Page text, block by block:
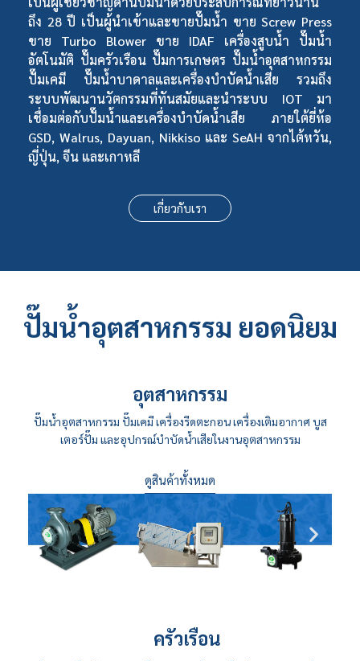
ถึง 28 ปี เป็นผู้นำเข้าและขายปั๊มน้ำ ขาย Screw Press
ขาย Turbo Blower
ขาย IDAF เครื่องสูบน้ำ ปั๊มน้ำ
อัตโนมัติ ปั๊มครัวเรือน ปั๊มการเกษตร ปั๊มน้ำอุตสาหกรรม
ปั๊มเคมี
ปั๊มน้ำบาดาลและเครื่องบำบัดน้ำเสีย รวมถึง
ระบบพัฒนานวัตกรรมที่ทันสมัยและนำระบบ IOT มา
เชื่อมต่อกับปั๊มน้ำและเครื่องบำบัดน้ำเสีย ภายใต้ยี่ห้อ
GSD, Walrus, Dayuan, Nikkiso และ SeAH จากไต้หวัน,
ญี่ปุ่น, จีน และเกาหลี
เกี่ยวกับเรา
ปั๊มน้ำอุตสาหกรรม ยอดนิยม
อุตสาหกรรม
ปั๊มน้ำอุตสาหกรรม ปั๊มเคมีเครื่องรีดตะกอนเครื่องเติมอากาศ บูส
เตอร์ปั๊ม และอุปกรณ์บำบัดน้ำเสียในงานอุตสาหกรรม
ดูสินค้าทั้งหมด
ครัวเรือน